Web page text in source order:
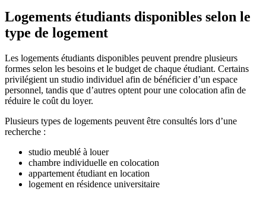
Logements étudiants disponibles selon le
type de logement
Les logements étudiants disponibles peuvent prendre plusieurs
formes selon les besoins et le budget de chaque étudiant. Certains
privilégient un studio individuel afin de bénéficier d’un espace
personnel, tandis que d’autres optent pour une colocation afin de
réduire le coût du loyer.
Plusieurs types de logements peuvent être consultés lors d’une
recherche :
studio meublé à louer
chambre individuelle en colocation
appartement étudiant en location
logement en résidence universitaire